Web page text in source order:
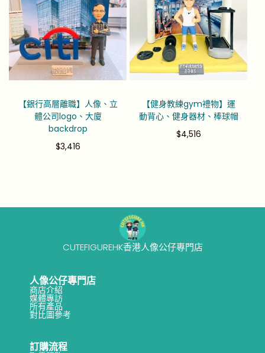
【銀行高層離職】人像、立
體公司logo、大廈
backdrop
$3,416
【健身教練gym禮物】運
動背心、健身器材、棒球帽
$4,516
CUTEFIGUREHK香港人像公仔專門店
人像公仔專門店
商店介紹
媒體專訪
所有產品
對比圖參考
訂購流程